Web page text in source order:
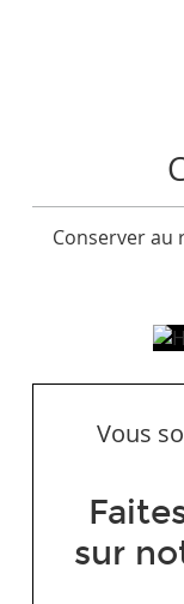
Conserver au
Vous
sur